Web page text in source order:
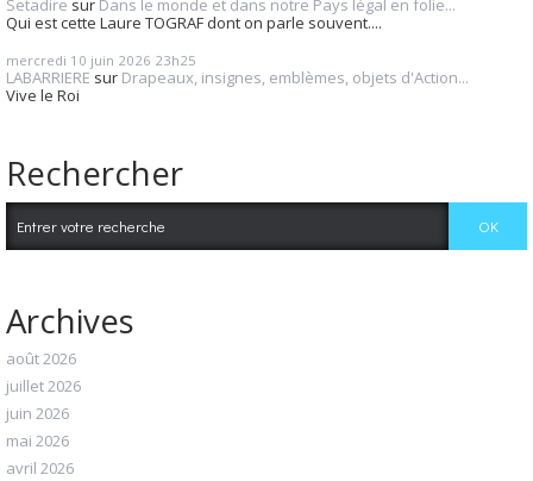
Setadire sur Dans le monde et dans notre Pays légal en folie...
Qui est cette Laure TOGRAF dont on parle souvent....
mercredi 10 juin 2026 23h25
LABARRIERE sur Drapeaux, insignes, emblèmes, objets d'Action...
Vive le Roi
Rechercher
Archives
août 2026
juillet 2026
juin 2026
mai 2026
avril 2026